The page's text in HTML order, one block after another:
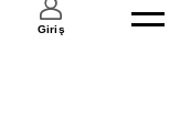
Whatsapp Yardım
Giriş